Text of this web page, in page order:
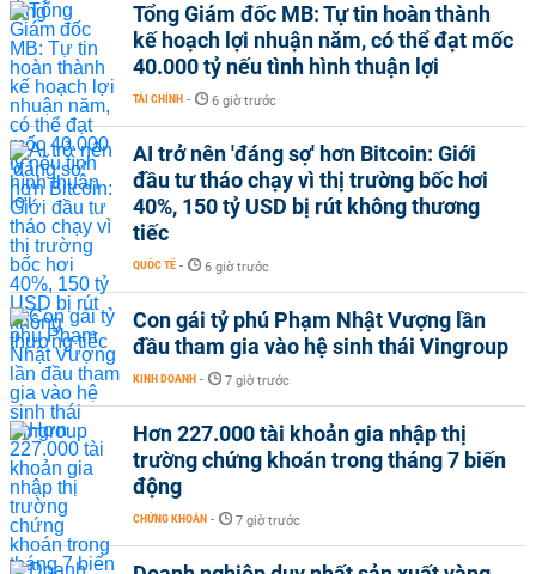
Tổng Giám đốc MB: Tự tin hoàn thành
kế hoạch lợi nhuận năm, có thể đạt mốc
40.000 tỷ nếu tình hình thuận lợi
TÀI CHÍNH - 6 giờ trước
AI trở nên 'đáng sợ' hơn Bitcoin: Giới
đầu tư tháo chạy vì thị trường bốc hơi
40%, 150 tỷ USD bị rút không thương
tiếc
QUỐC TẾ - 6 giờ trước
Con gái tỷ phú Phạm Nhật Vượng lần
đầu tham gia vào hệ sinh thái Vingroup
KINH DOANH - 7 giờ trước
Hơn 227.000 tài khoản gia nhập thị
trường chứng khoán trong tháng 7 biến
động
CHỨNG KHOÁN - 7 giờ trước